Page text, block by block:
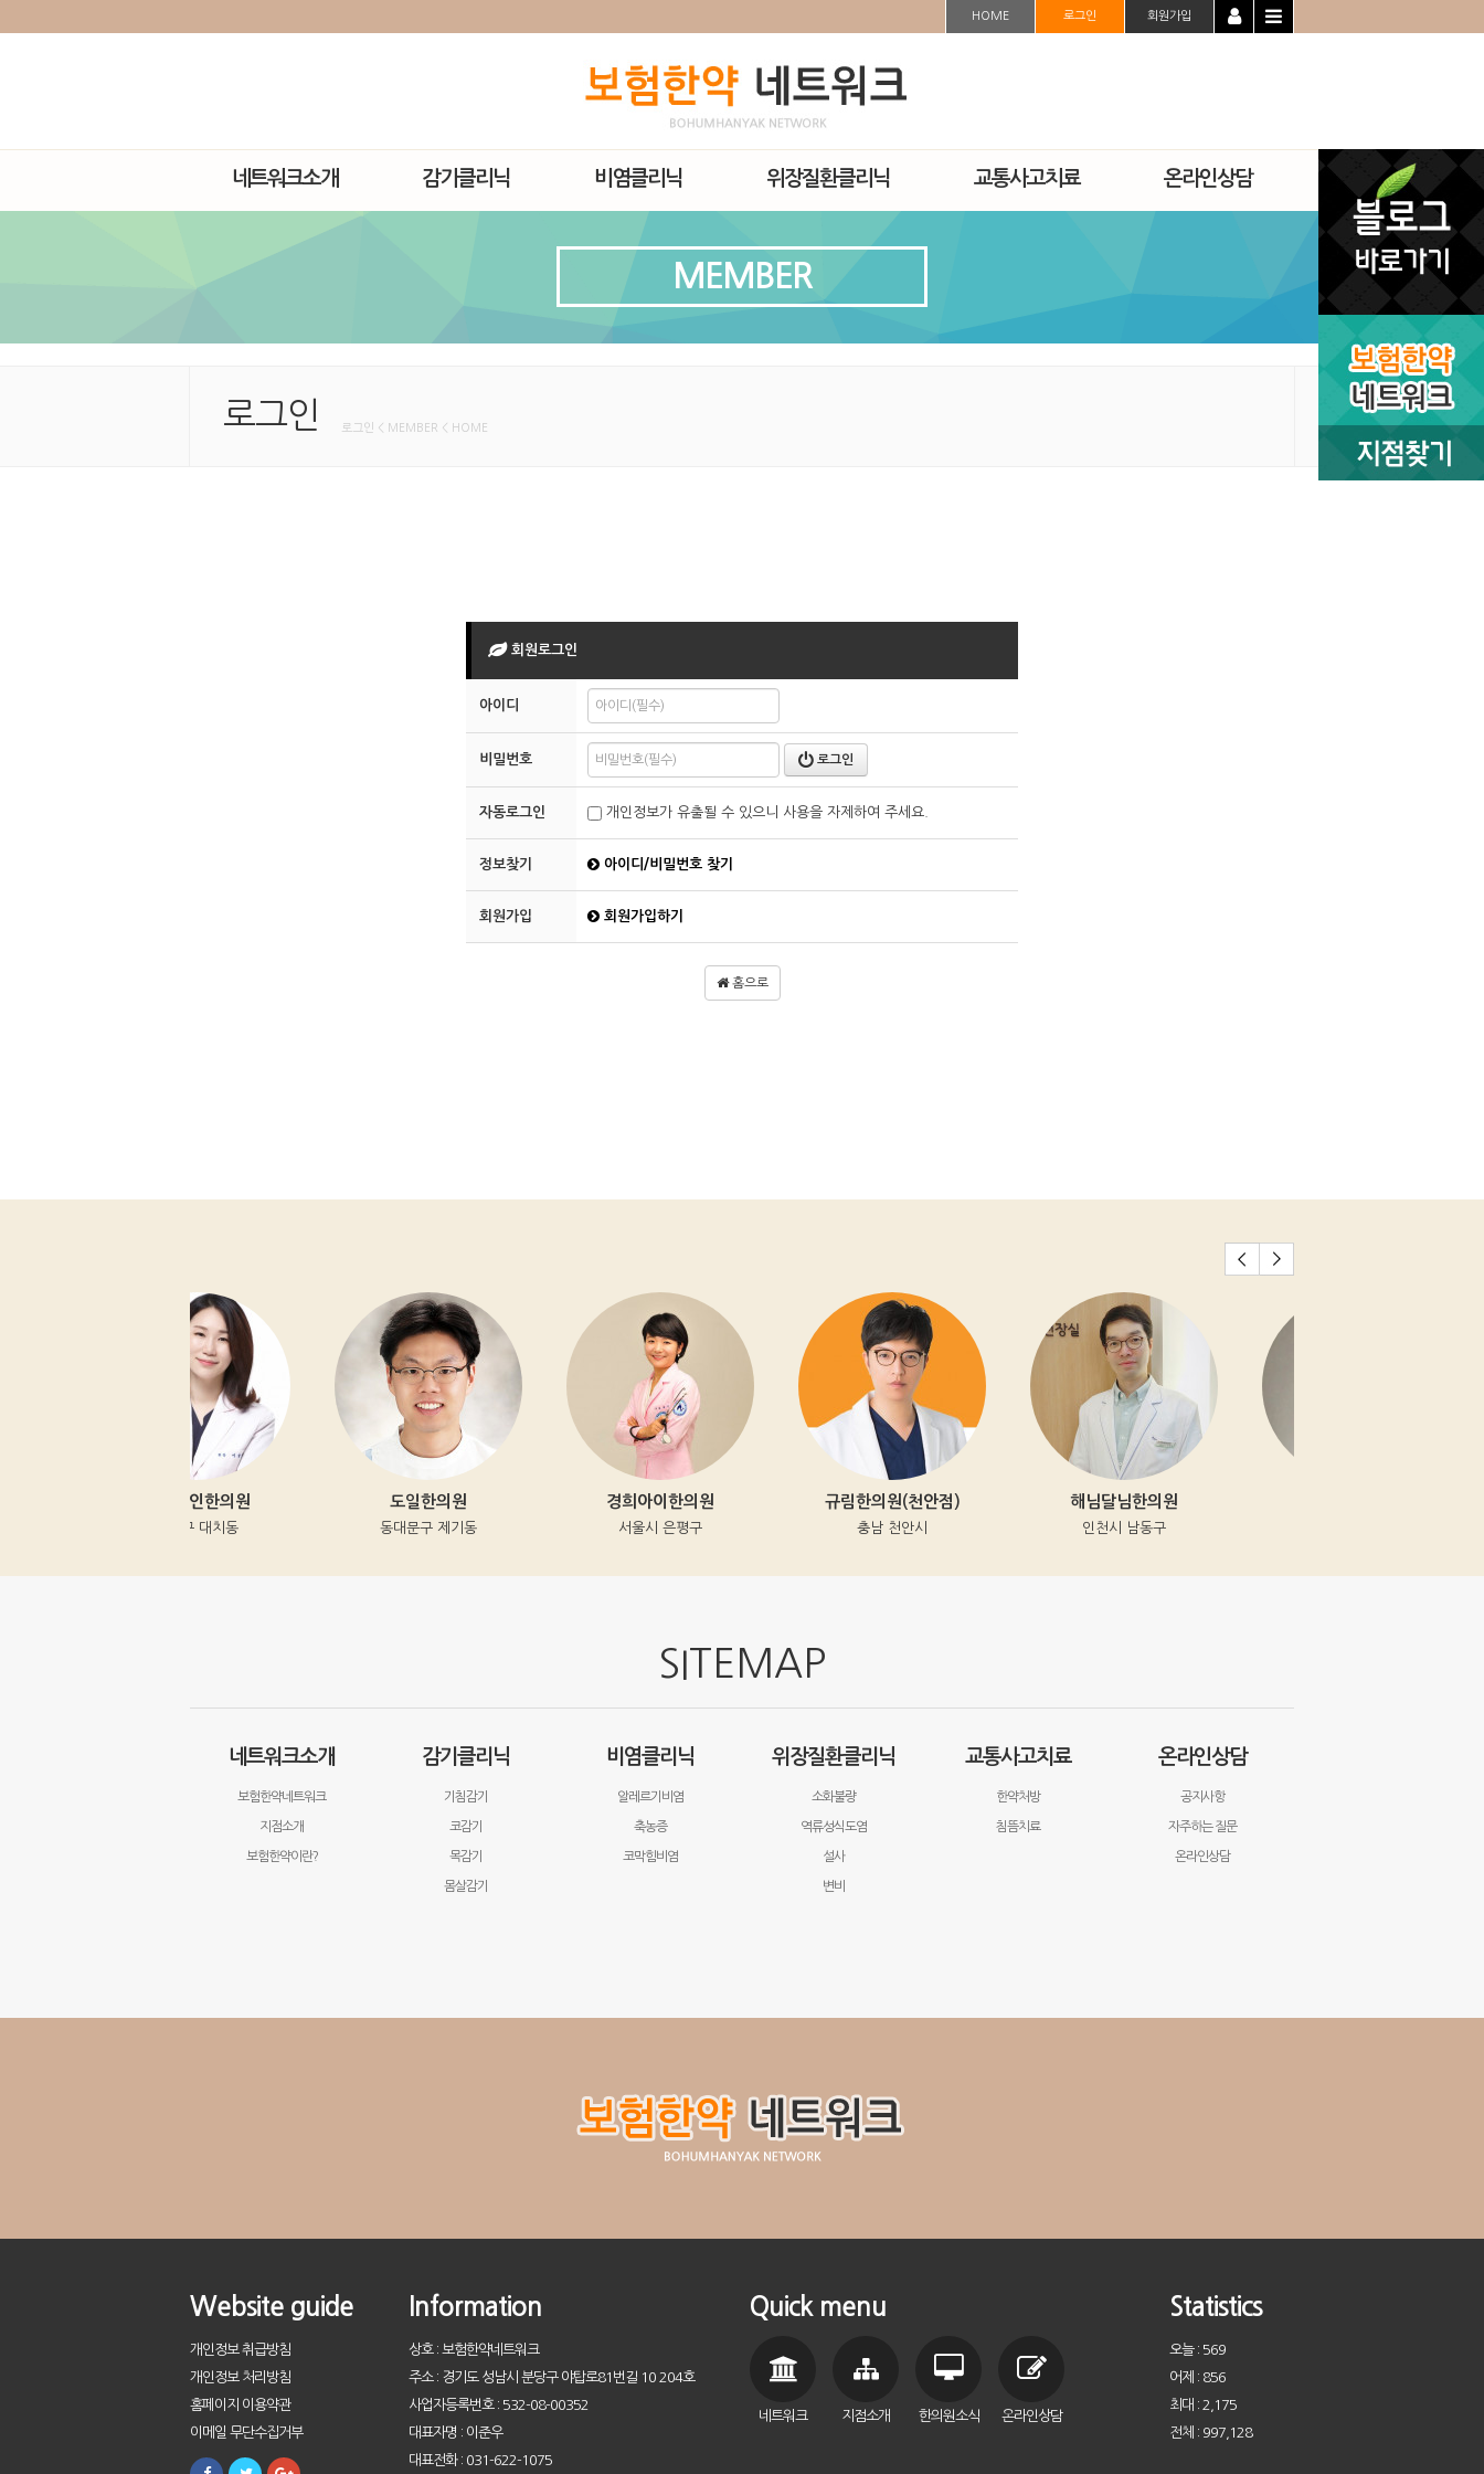
HOME 로그인 회원가입
네트워크소개 감기클리닉 비염클리닉 위장질환클리닉 교통사고치료 온라인상담
MEMBER
로그인 로그인 < MEMBER < HOME
회원로그인
아이디
비밀번호 로그인
자동로그인 개인정보가 유출될 수 있으니 사용을 자제하여 주세요.
정보찾기 아이디/비밀번호 찾기
회원가입 회원가입하기
홈으로
강남명인한의원
강남구 대치동
도일한의원
동대문구 제기동
경희아이한의원
서울시 은평구
규림한의원(천안점)
충남 천안시
해님달님한의원
인천시 남동구
SITEMAP
네트워크소개
보험한약네트워크
지점소개
보험한약이란?
감기클리닉
기침감기
코감기
목감기
몸살감기
비염클리닉
알레르기비염
축농증
코막힘비염
위장질환클리닉
소화불량
역류성식도염
설사
변비
교통사고치료
한약처방
침뜸치료
온라인상담
공지사항
자주하는 질문
온라인상담
Website guide
개인정보 취급방침
개인정보 처리방침
홈페이지 이용약관
이메일 무단수집거부
Information
상호 : 보험한약네트워크
주소 : 경기도 성남시 분당구 야탑로81번길 10 204호
사업자등록번호 : 532-08-00352
대표자명 : 이준우
대표전화 : 031-622-1075
Quick menu
네트워크 지점소개 한의원소식 온라인상담
Statistics
오늘 : 569
어제 : 856
최대 : 2,175
전체 : 997,128